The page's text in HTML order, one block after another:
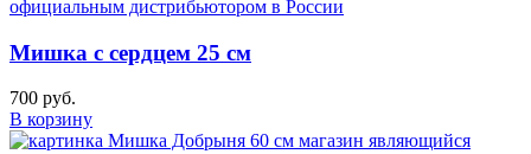
Мишка с сердцем 25 см
700 руб.
В корзину